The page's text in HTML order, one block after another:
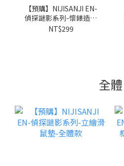
【預購】NIJISANJI EN-
偵探謎影系列-懷錶造型
鑰匙圈-Kaelix Debonair
NT$299
全體